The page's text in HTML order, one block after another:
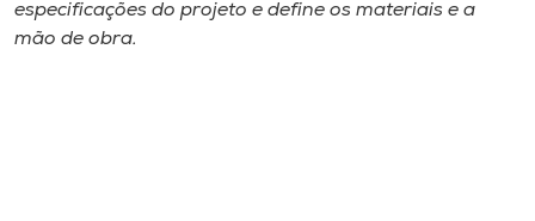
especificações do projeto e define os materiais e a
mão de obra.